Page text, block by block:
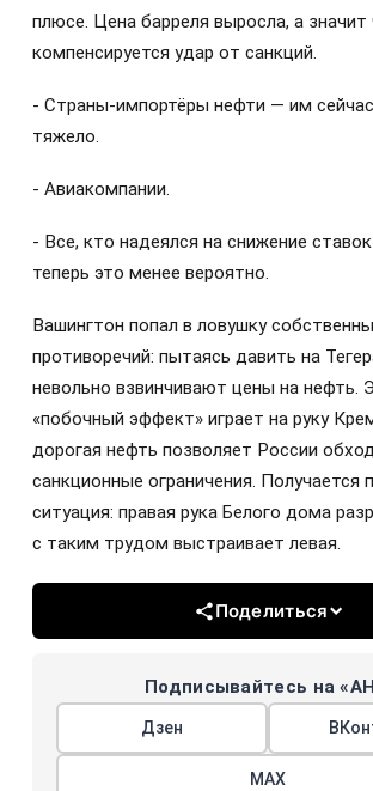
плюсе. Цена барреля выросла, а значит
компенсируется удар от санкций.
- Страны-импортёры нефти — им
тяжело.
- Авиакомпании.
- Все, кто надеялся на снижение
теперь это менее вероятно.
Вашингтон попал в ловушку
противоречий: пытаясь давить на
невольно взвинчивают цены на нефть.
«побочный эффект» играет на руку
дорогая нефть позволяет России
санкционные ограничения. Получается
ситуация: правая рука Белого дома
с таким трудом выстраивает левая.
Поделиться
Подписывайтесь на
Дзен
МАХ